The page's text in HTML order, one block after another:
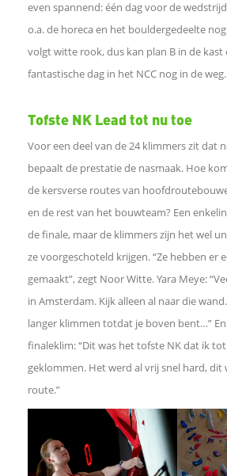
L
i
n
e
d
I
W
h
even spannend: één dag voor de
o.a. de horeca en het bouldergedeelte
volgt witte rook, dus kan plan B in de kast
fantastische dag in het NCC nog in de weg.
Tofste NK Lead tot nu toe
Voor een deel van de 24 klimmers zit dat
bepaalt de prestatie de nasmaak. Hoe
de kersverse routes van
en de rest van het bouwteam? Een
de finale, maar de klimmers zijn het wel
ze voorgeschoteld krijgen. “Ze hebben er
gemaakt”, zegt Noor Witte. Yara Meye:
in Amsterdam. Kijk alleen al naar die
langer klimmen totdat je boven bent…” En
finaleklim: “Dit was het tofste NK dat ik
geklommen. Het werd al vrij snel hard, dit
route.”